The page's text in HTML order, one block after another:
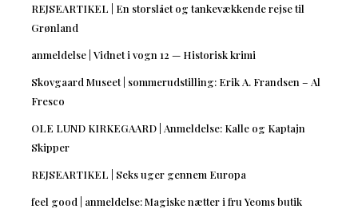
REJSEARTIKEL | En storslået og tankevækkende rejse til
Grønland
anmeldelse | Vidnet i vogn 12 — Historisk krimi
Skovgaard Museet | sommerudstilling: Erik A. Frandsen – Al
Fresco
OLE LUND KIRKEGAARD | Anmeldelse: Kalle og Kaptajn
Skipper
REJSEARTIKEL | Seks uger gennem Europa
feel good | anmeldelse: Magiske nætter i fru Yeoms butik